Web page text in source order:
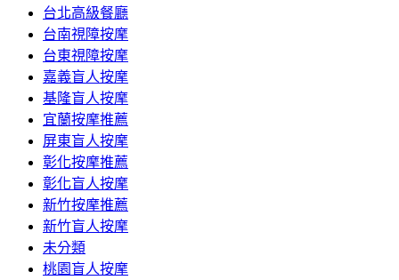
台北高級餐廳
台南視障按摩
台東視障按摩
嘉義盲人按摩
基隆盲人按摩
宜蘭按摩推薦
屏東盲人按摩
彰化按摩推薦
彰化盲人按摩
新竹按摩推薦
新竹盲人按摩
未分類
桃園盲人按摩